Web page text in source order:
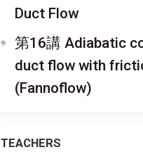
Duct Flow
第16講 Adiabatic
duct flow with
(Fannoflow)
TEACHERS